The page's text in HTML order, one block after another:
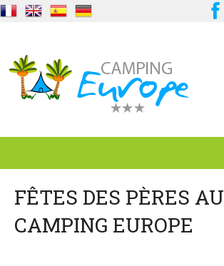
Standort
Ambience
FÊTES DES PÈRES AU
CAMPING EUROPE